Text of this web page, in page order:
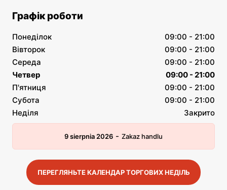
Графік роботи
Понеділок
09:00 - 21:00
Вівторок
09:00 - 21:00
Середа
09:00 - 21:00
Четвер
09:00 - 21:00
П'ятниця
09:00 - 21:00
Субота
09:00 - 21:00
Неділя
Закрито
9 sierpnia 2026 - Zakaz handlu
ПЕРЕГЛЯНЬТЕ КАЛЕНДАР ТОРГОВИХ НЕДІЛЬ